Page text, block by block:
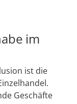
im
ist die
Geschäfte